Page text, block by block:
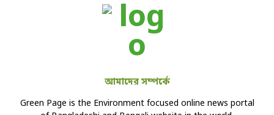
আমাদের সম্পর্কে
Green Page is the Environment focused online news portal